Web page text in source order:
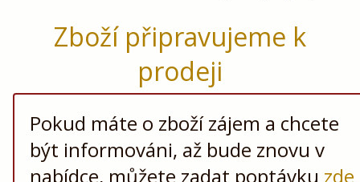
Zboží připravujeme k
prodeji
Pokud máte o zboží zájem a chcete
být informováni, až bude znovu v
nabídce, můžete zadat poptávku zde